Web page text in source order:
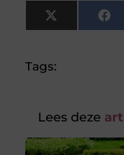
X
(Twitter)
Tags:
Lees deze